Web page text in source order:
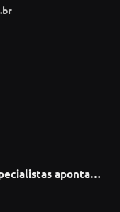
apontam